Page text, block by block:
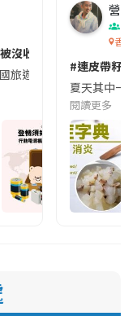
沒收😱出發前切記檢查
國旅遊的民眾，近期要
營養
香港
#連皮帶籽
夏天其中一
閱讀更多